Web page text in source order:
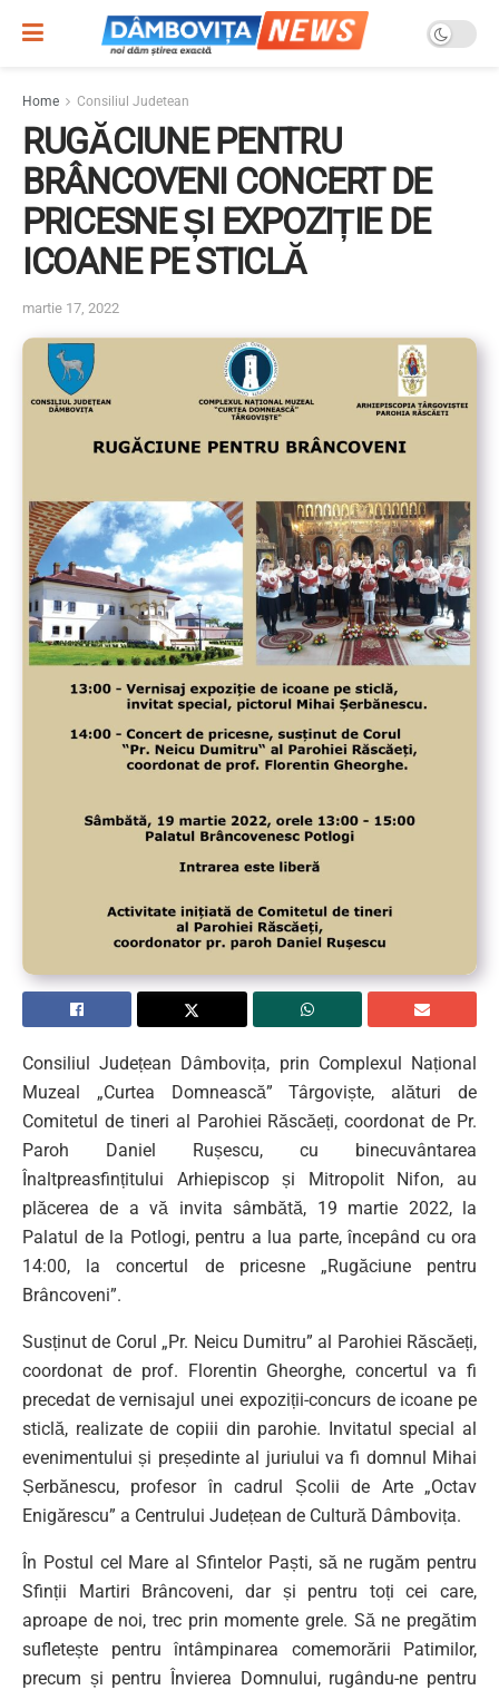
Home Consiliul Judetean
RUGĂCIUNE PENTRU
BRÂNCOVENI CONCERT DE
PRICESNE ȘI EXPOZIȚIE DE
ICOANE PE STICLĂ
martie 17, 2022
Consiliul Județean Dâmbovița, prin Complexul Național
Muzeal „Curtea Domnească” Târgoviște, alături de
Comitetul de tineri al Parohiei Răscăeți, coordonat de Pr.
Paroh Daniel Rușescu, cu binecuvântarea
Înaltpreasfințitului Arhiepiscop și Mitropolit Nifon, au
plăcerea de a vă invita sâmbătă, 19 martie 2022, la
Palatul de la Potlogi, pentru a lua parte, începând cu ora
14:00, la concertul de pricesne „Rugăciune pentru
Brâncoveni”.
Susținut de Corul „Pr. Neicu Dumitru” al Parohiei Răscăeți,
coordonat de prof. Florentin Gheorghe, concertul va fi
precedat de vernisajul unei expoziții-concurs de icoane pe
sticlă, realizate de copiii din parohie. Invitatul special al
evenimentului și președinte al juriului va fi domnul Mihai
Șerbănescu, profesor în cadrul Școlii de Arte „Octav
Enigărescu” a Centrului Județean de Cultură Dâmbovița.
În Postul cel Mare al Sfintelor Paști, să ne rugăm pentru
Sfinții Martiri Brâncoveni, dar și pentru toți cei care,
aproape de noi, trec prin momente grele. Să ne pregătim
sufletește pentru întâmpinarea comemorării Patimilor,
precum și pentru Învierea Domnului, rugându-ne pentru